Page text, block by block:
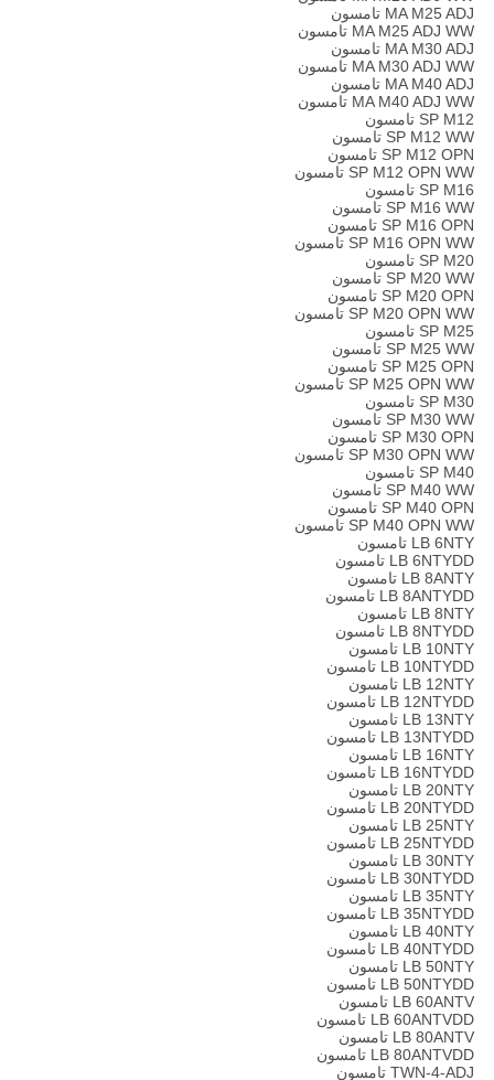
MA M25 ADJ تامسون
MA M25 ADJ WW تامسون
MA M30 ADJ تامسون
MA M30 ADJ WW تامسون
MA M40 ADJ تامسون
MA M40 ADJ WW تامسون
SP M12 تامسون
SP M12 WW تامسون
SP M12 OPN تامسون
SP M12 OPN WW تامسون
SP M16 تامسون
SP M16 WW تامسون
SP M16 OPN تامسون
SP M16 OPN WW تامسون
SP M20 تامسون
SP M20 WW تامسون
SP M20 OPN تامسون
SP M20 OPN WW تامسون
SP M25 تامسون
SP M25 WW تامسون
SP M25 OPN تامسون
SP M25 OPN WW تامسون
SP M30 تامسون
SP M30 WW تامسون
SP M30 OPN تامسون
SP M30 OPN WW تامسون
SP M40 تامسون
SP M40 WW تامسون
SP M40 OPN تامسون
SP M40 OPN WW تامسون
LB 6NTY تامسون
LB 6NTYDD تامسون
LB 8ANTY تامسون
LB 8ANTYDD تامسون
LB 8NTY تامسون
LB 8NTYDD تامسون
LB 10NTY تامسون
LB 10NTYDD تامسون
LB 12NTY تامسون
LB 12NTYDD تامسون
LB 13NTY تامسون
LB 13NTYDD تامسون
LB 16NTY تامسون
LB 16NTYDD تامسون
LB 20NTY تامسون
LB 20NTYDD تامسون
LB 25NTY تامسون
LB 25NTYDD تامسون
LB 30NTY تامسون
LB 30NTYDD تامسون
LB 35NTY تامسون
LB 35NTYDD تامسون
LB 40NTY تامسون
LB 40NTYDD تامسون
LB 50NTY تامسون
LB 50NTYDD تامسون
LB 60ANTV تامسون
LB 60ANTVDD تامسون
LB 80ANTV تامسون
LB 80ANTVDD تامسون
TWN-4-ADJ تامسون